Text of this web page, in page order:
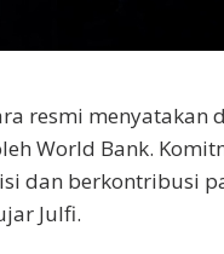
resmi menyatakan
World Bank.
dan berkontribusi
Julfi.